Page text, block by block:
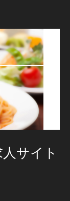
サイト